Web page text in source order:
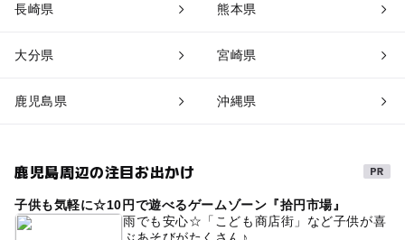
長崎県 熊本県
大分県 宮崎県
鹿児島県 沖縄県
鹿児島周辺の注目お出かけ
子供も気軽に☆10円で遊べるゲームゾーン『拾円市場』
雨でも安心☆「こども商店街」など子供が喜
ぶあそびがたくさん♪